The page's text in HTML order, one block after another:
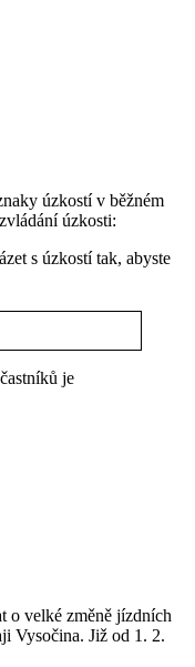
úzkostí v běžném
úzkosti:
s úzkostí tak, abyste
je
o velké změně jízdních
Vysočina. Již od 1. 2.